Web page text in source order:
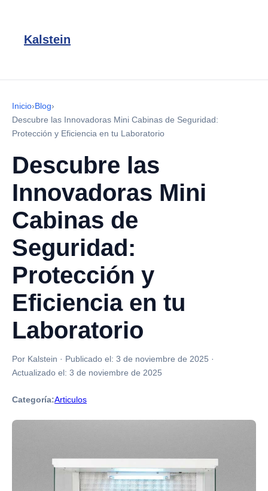
Kalstein
Inicio›Blog›
Descubre las Innovadoras Mini Cabinas de Seguridad:
Protección y Eficiencia en tu Laboratorio
Descubre las
Innovadoras Mini
Cabinas de
Seguridad:
Protección y
Eficiencia en tu
Laboratorio
Por Kalstein · Publicado el: 3 de noviembre de 2025 ·
Actualizado el: 3 de noviembre de 2025
Categoría:Articulos